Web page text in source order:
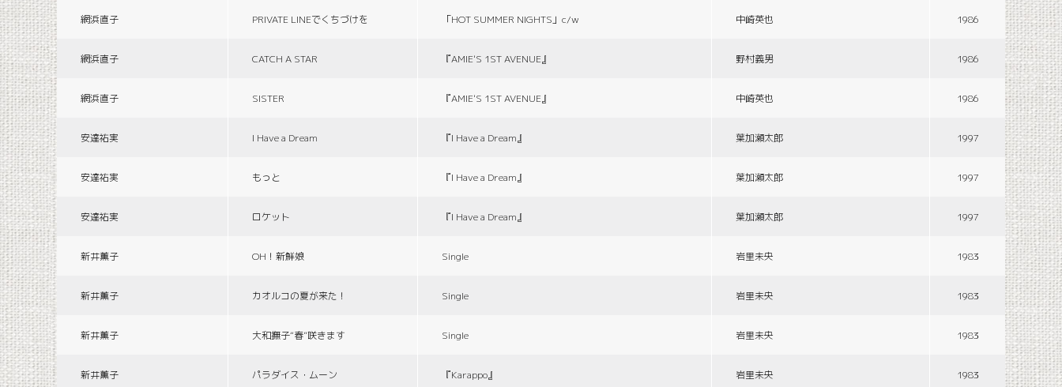
網浜直子 PRIVATE LINEでくちづけを 「HOT SUMMER NIGHTS」c/w 中崎英也 1986
網浜直子 CATCH A STAR 『AMIE'S 1ST AVENUE』 野村義男 1986
網浜直子 SISTER 『AMIE'S 1ST AVENUE』 中崎英也 1986
安達祐実 I Have a Dream 『I Have a Dream』 葉加瀬太郎 1997
安達祐実 もっと 『I Have a Dream』 葉加瀬太郎 1997
安達祐実 ロケット 『I Have a Dream』 葉加瀬太郎 1997
新井薫子 OH！新鮮娘 Single 岩里未央 1983
新井薫子 カオルコの夏が来た！ Single 岩里未央 1983
新井薫子 大和撫子“春”咲きます Single 岩里未央 1983
新井薫子 パラダイス・ムーン 『Karappo』 岩里未央 1983